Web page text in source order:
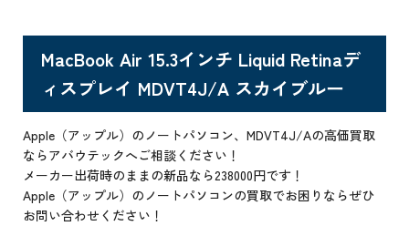
MacBook Air 15.3インチ Liquid Retinaデ
ィスプレイ MDVT4J/A スカイブルー
Apple（アップル）のノートパソコン、MDVT4J/Aの高価買取
ならアバウテックへご相談ください！
メーカー出荷時のままの新品なら238000円です！
Apple（アップル）のノートパソコンの買取でお困りならぜひ
お問い合わせください！